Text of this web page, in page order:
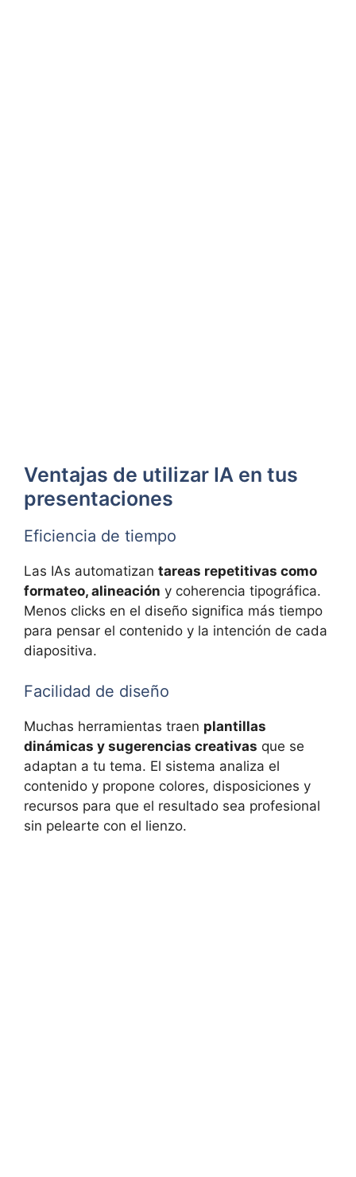
Ventajas de utilizar IA en tus
presentaciones
Eficiencia de tiempo
Las IAs automatizan tareas repetitivas como
formateo, alineación y coherencia tipográfica.
Menos clicks en el diseño significa más tiempo
para pensar el contenido y la intención de cada
diapositiva.
Facilidad de diseño
Muchas herramientas traen plantillas
dinámicas y sugerencias creativas que se
adaptan a tu tema. El sistema analiza el
contenido y propone colores, disposiciones y
recursos para que el resultado sea profesional
sin pelearte con el lienzo.